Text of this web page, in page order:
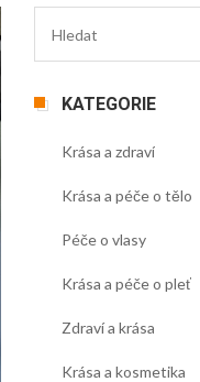
KATEGORIE
Krása a zdraví
Krása a péče o tělo
Péče o vlasy
Krása a péče o pleť
Zdraví a krása
Krása a kosmetika